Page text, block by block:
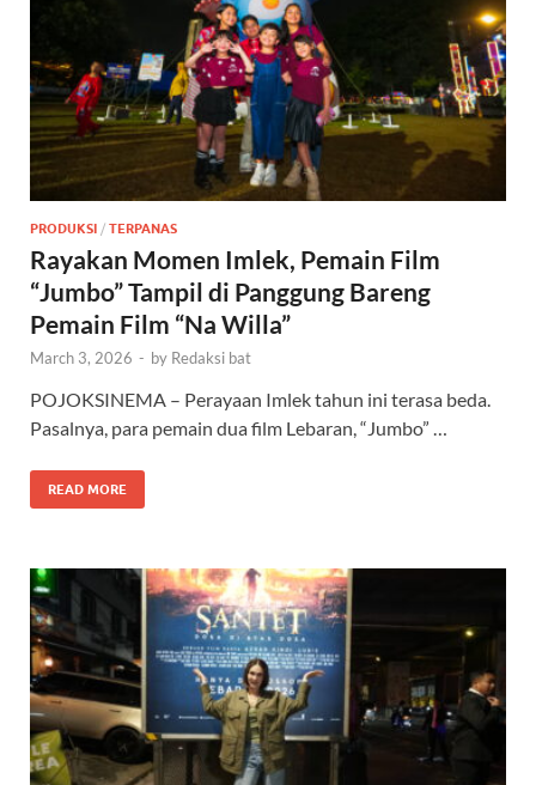
PRODUKSI / TERPANAS
Rayakan Momen Imlek, Pemain Film
“Jumbo” Tampil di Panggung Bareng
Pemain Film “Na Willa”
March 3, 2026 - by Redaksi bat
POJOKSINEMA – Perayaan Imlek tahun ini terasa beda.
Pasalnya, para pemain dua film Lebaran, “Jumbo” …
READ MORE